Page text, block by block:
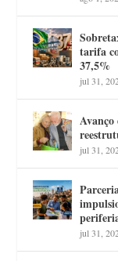
tarifa
37,5%
jul 31,
jul 31,
jul 31,